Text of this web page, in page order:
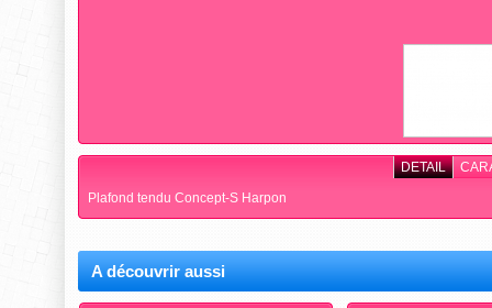
DETAIL
Plafond tendu Concept-S Harpon
A découvrir aussi